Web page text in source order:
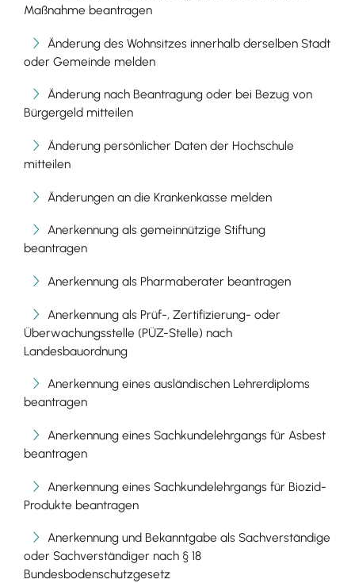
Maßnahme beantragen
Änderung des Wohnsitzes innerhalb derselben Stadt
oder Gemeinde melden
Änderung nach Beantragung oder bei Bezug von
Bürgergeld mitteilen
Änderung persönlicher Daten der Hochschule
mitteilen
Änderungen an die Krankenkasse melden
Anerkennung als gemeinnützige Stiftung
beantragen
Anerkennung als Pharmaberater beantragen
Anerkennung als Prüf-, Zertifizierung- oder
Überwachungsstelle (PÜZ-Stelle) nach
Landesbauordnung
Anerkennung eines ausländischen Lehrerdiploms
beantragen
Anerkennung eines Sachkundelehrgangs für Asbest
beantragen
Anerkennung eines Sachkundelehrgangs für Biozid-
Produkte beantragen
Anerkennung und Bekanntgabe als Sachverständige
oder Sachverständiger nach § 18
Bundesbodenschutzgesetz